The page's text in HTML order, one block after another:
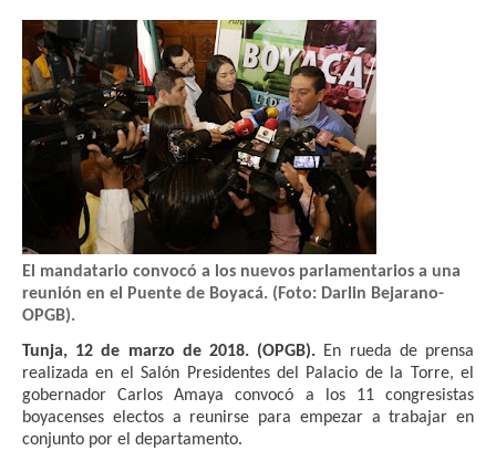
El mandatario convocó a los nuevos parlamentarios a una
reunión en el Puente de Boyacá. (Foto: Darlin Bejarano-
OPGB).
Tunja, 12 de marzo de 2018. (OPGB). En rueda de prensa
realizada en el Salón Presidentes del Palacio de la Torre, el
gobernador Carlos Amaya convocó a los 11 congresistas
boyacenses electos a reunirse para empezar a trabajar en
conjunto por el departamento.